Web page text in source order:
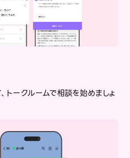
トークルームで相談を始めましょ